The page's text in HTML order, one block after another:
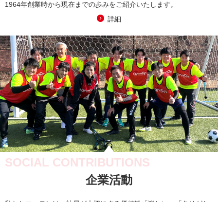
1964年創業時から現在までの歩みをご紹介いたします。
詳細
SOCIAL CONTRIBUTIONS
企業活動